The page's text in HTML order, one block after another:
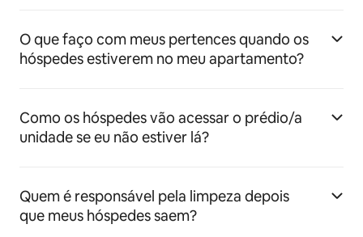
O que faço com meus pertences quando os
hóspedes estiverem no meu apartamento?
Como os hóspedes vão acessar o prédio/a
unidade se eu não estiver lá?
Quem é responsável pela limpeza depois
que meus hóspedes saem?